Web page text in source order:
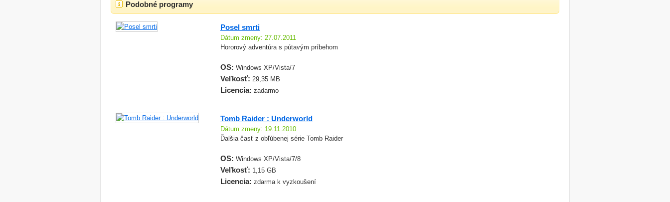
Podobné programy
Posel smrti
Dátum zmeny: 27.07.2011
Hororový adventúra s pútavým príbehom
OS: Windows XP/Vista/7
Veľkosť: 29,35 MB
Licencia: zadarmo
Tomb Raider : Underworld
Dátum zmeny: 19.11.2010
Ďalšia časť z obľúbenej série Tomb Raider
OS: Windows XP/Vista/7/8
Veľkosť: 1,15 GB
Licencia: zdarma k vyzkoušení